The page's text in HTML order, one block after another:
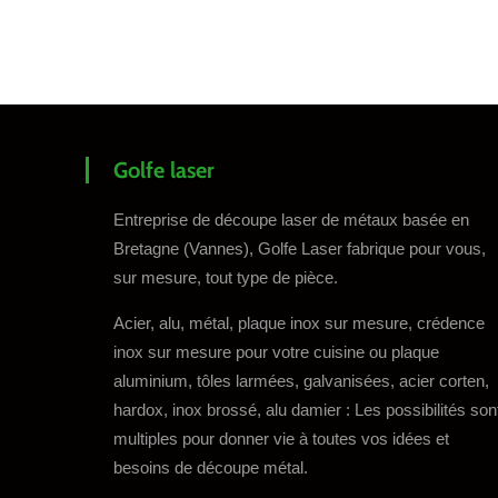
Golfe laser
Entreprise de découpe laser de métaux basée en
Bretagne (Vannes), Golfe Laser fabrique pour vous,
sur mesure, tout type de pièce.
Acier, alu, métal, plaque inox sur mesure, crédence
inox sur mesure pour votre cuisine ou plaque
aluminium, tôles larmées, galvanisées, acier corten,
hardox, inox brossé, alu damier : Les possibilités
multiples pour donner vie à toutes vos idées et
besoins de découpe métal.